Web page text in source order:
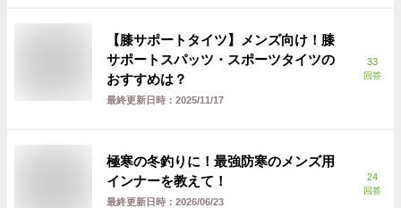
【膝サポートタイツ】メンズ向け！膝
サポートスパッツ・スポーツタイツの
おすすめは？
最終更新日時： 2025/11/17
33
回答
極寒の冬釣りに！最強防寒のメンズ用
インナーを教えて！
最終更新日時： 2026/06/23
24
回答